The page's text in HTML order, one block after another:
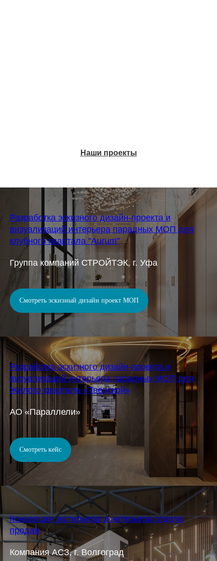
Наши проекты
Разработка эскизного дизайн-проекта и
визуализаций интерьера парадных МОП для
клубного квартала "Aurum"
Группа компаний СТРОЙТЭК, г. Уфа
Смотреть эскизный дизайн проект МОП
Разработка эскизного дизайн-проекта и
визуализаций интерьера парадных МОП для
Жилого квартала «Тверской»
АО «Параллели»
Смотреть кейс
Концепция экстерьера и интерьера отдела
продаж
Компания АСЗ, г. Волгоград